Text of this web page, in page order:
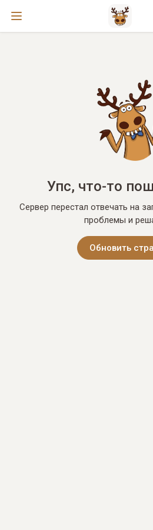
Упс, что-то
Сервер перестал отвечать на
проблемы и
Обновить